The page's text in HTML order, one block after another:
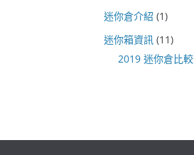
迷你倉介紹 (1)
迷你箱資訊 (11)
2019 迷你倉比較